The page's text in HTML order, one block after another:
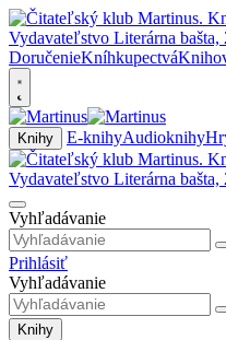
DoručenieKníhkupectvá
Knihy E-knihyAudioknihy
Vyhľadávanie
Prihlásiť
Vyhľadávanie
Knihy